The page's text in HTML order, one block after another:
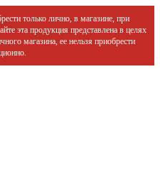
только лично, в магазине, при
эта продукция представлена в целях
магазина, ее нельзя приобрести